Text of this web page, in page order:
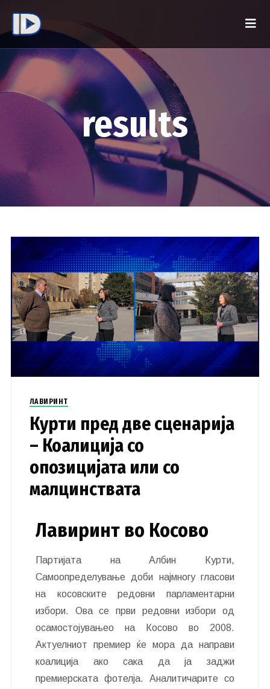
results
ЛАВИРИНТ
Курти пред две сценарија
– Коалиција со
опозицијата или со
малцинствата
Лавиринт во Косово
Партијата на Албин Курти,
Самоопределување доби најмногу гласови
на косовските редовни парламентарни
избори. Ова се први редовни избори од
осамостојувањео на Косово во 2008.
Актуелниот премиер ќе мора да направи
коалиција ако сака да ја заджи
премиерската фотелја. Аналитичарите со